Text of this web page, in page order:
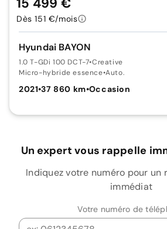
Hyundai BAYON
1.0 T-GDi 100 DCT-7•Creative
Micro-hybride essence•Auto.
2021•37 860 km•Occasion
Dès 151 €/mois
Un expert vous rappelle
Indiquez votre numéro pour
immédiat
Votre numéro de